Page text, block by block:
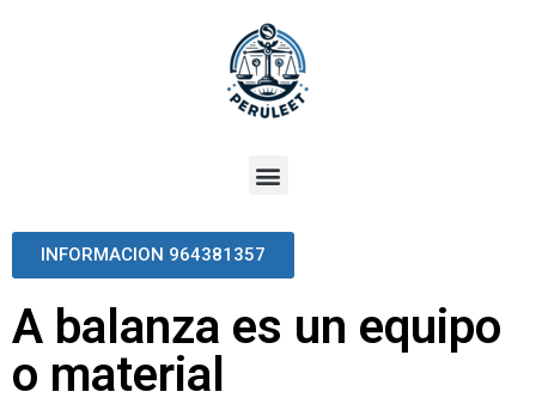
INFORMACION 964381357
A balanza es un equipo
o material